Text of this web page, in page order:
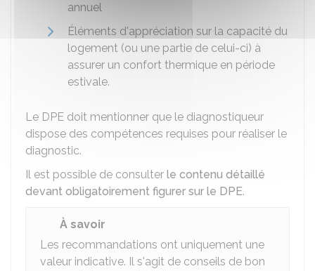
annuel
Éléments d'appréciation sur la capacité du
logement (ou une partie de celui-ci) à
assurer un confort thermique en période
estivale.
Le DPE doit mentionner que le diagnostiqueur
dispose des compétences requises pour réaliser le
diagnostic.
Il est possible de consulter le contenu détaillé
devant obligatoirement figurer sur le DPE.
À savoir
Les recommandations ont uniquement une
valeur indicative. Il s'agit de conseils de bon